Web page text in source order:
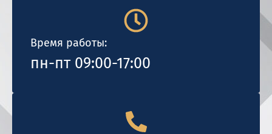
Время работы:
пн-пт 09:00-17:00